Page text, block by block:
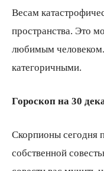
Весам
пространства. Это
любимым человеком.
категоричными.
Гороскоп на 30
Скорпионы сегодня
собственной